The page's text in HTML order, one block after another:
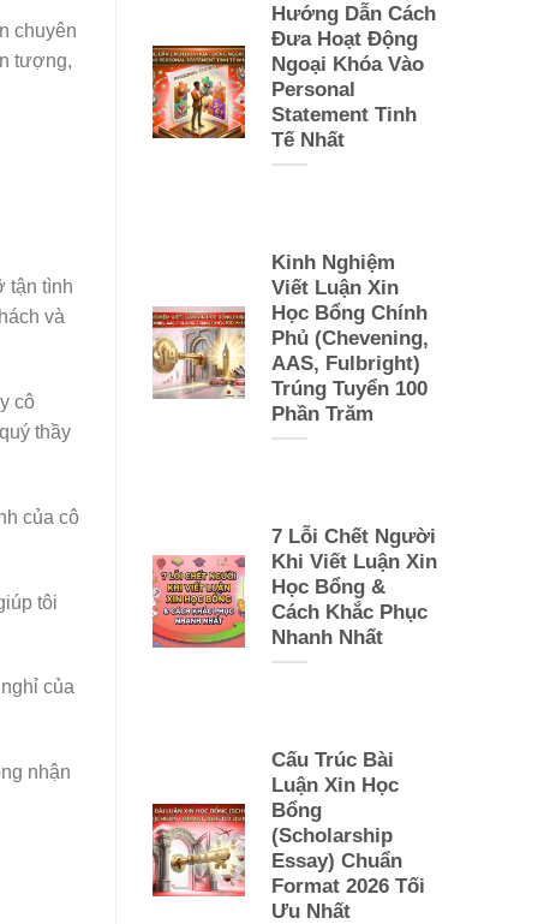
chuyên
tượng,
tận tình
và
cô
thầy
của cô
tôi
của
nhận
Hướng Dẫn Cách
Đưa Hoạt Động
Ngoại Khóa Vào
Personal
Statement Tinh
Tế Nhất
Kinh Nghiệm
Viết Luận Xin
Học Bổng Chính
Phủ (Chevening,
AAS, Fulbright)
Trúng Tuyển 100
Phần Trăm
7 Lỗi Chết Người
Khi Viết Luận Xin
Học Bổng &
Cách Khắc Phục
Nhanh Nhất
Cấu Trúc Bài
Luận Xin Học
Bổng
(Scholarship
Essay) Chuẩn
Format 2026 Tối
Ưu Nhất